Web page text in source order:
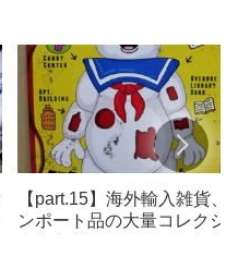
【part.15】海外輸入雑貨、
ンポート品の大量コレクシ